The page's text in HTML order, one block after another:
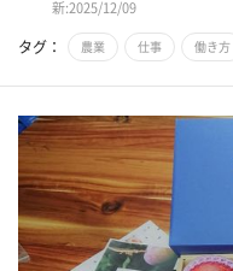
新:2025/12/09
タグ： 農業 仕事 働き方